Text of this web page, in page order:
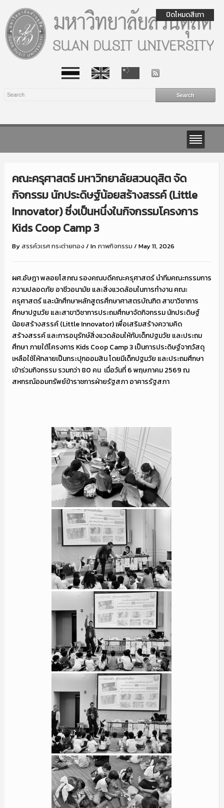
คณะครุศาสตร์ มหาวิทยาลัยสวนดุสิต จัด
กิจกรรม นักประดิษฐ์น้อยสร้างสรรค์ (Little
Innovator) ซึ่งเป็นหนึ่งในกิจกรรมโครงการ
Kids Coop Camp 3
Byสรรค์วเรศ กระต่ายทอง / Inภาพกิจกรรม / May 11, 2026
ผศ.อัษฎา พลอยโสภณ รองคณบดีคณะครุศาสตร์ นำทีมคณะกรรมการ
ความปลอดภัย อาชีวอนามัย และสิ่งแวดล้อมในการทำงาน คณะ
ครุศาสตร์ และนักศึกษาหลักสูตรศึกษาศาสตรบัณฑิต สาขาวิชาการ
ศึกษาปฐมวัย และสาขาวิชาการประถมศึกษาจัดกิจกรรม นักประดิษฐ์
น้อยสร้างสรรค์ (Little Innovator) เพื่อเสริมสร้างความคิด
สร้างสรรค์ และการอนุรักษ์สิ่งแวดล้อมให้กับเด็กปฐมวัย และประถม
ศึกษา ภายใต้โครงการ Kids Coop Camp 3 เป็นการประดิษฐ์จากวัสดุ
เหลือใช้ให้กลายเป็นกระปุกออมสิน โดยมีเด็กปฐมวัย และประถมศึกษา
เข้าร่วมกิจกรรม รวมกว่า 80 คน เมื่อวันที่ 6 พฤษภาคม 2569 ณ
สหกรณ์ออมทรัพย์ข้าราชการฝ่ายรัฐสภา อาคารรัฐสภา
ปิดโหมดสีเทา